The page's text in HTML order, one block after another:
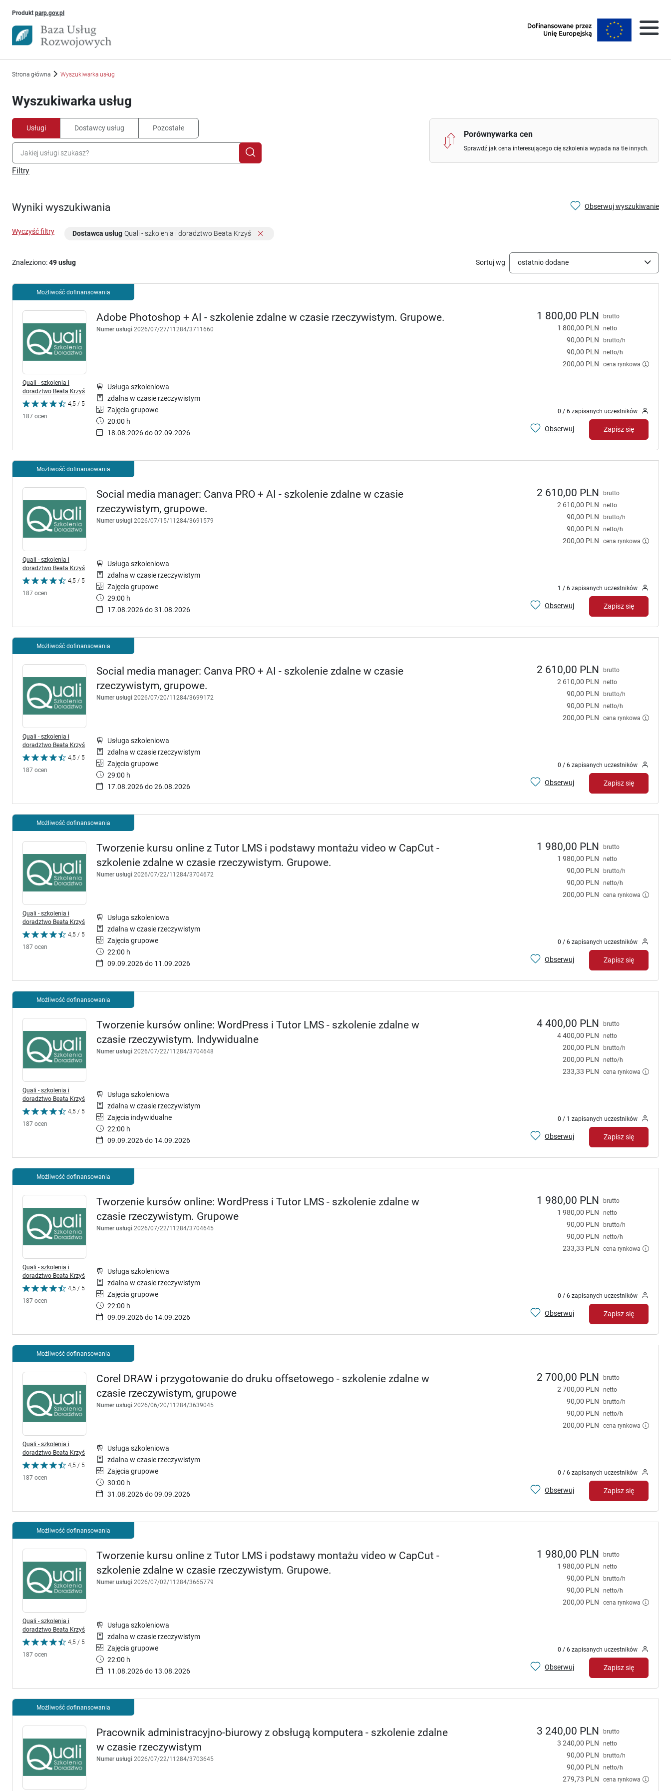
Produkt parp.gov.plUwaga, link otworzy się w nowym oknie
Strona główna Wyszukiwarka usług
Wyszukiwarka usług
Usługi Dostawcy usług Pozostałe
Porównywarka cen
Sprawdź jak cena interesującego cię szkolenia wypada na tle innych.
Filtry
Wyniki wyszukiwania Obserwuj wyszukiwanie
Wyczyść filtry Dostawca usług Quali - szkolenia i doradztwo Beata Krzyś
Znaleziono:49 usług Sortuj wg ostatnio dodane
Możliwość dofinansowania
Adobe Photoshop + AI - szkolenie zdalne w czasie rzeczywistym. Grupowe.
Numer usługi 2026/07/27/11284/3711660
Quali - szkolenia i
doradztwo Beata Krzyś
4,5 / 5
187 ocen
1 800,00 PLN brutto
1 800,00 PLN netto
90,00 PLN brutto/h
90,00 PLN netto/h
200,00 PLN cena rynkowa
Usługa szkoleniowa
zdalna w czasie rzeczywistym
Zajęcia grupowe
20:00 h
18.08.2026 do 02.09.2026
0 / 6 zapisanych uczestników
Obserwuj Zapisz się
Możliwość dofinansowania
Social media manager: Canva PRO + AI - szkolenie zdalne w czasie
rzeczywistym, grupowe.
Numer usługi 2026/07/15/11284/3691579
Quali - szkolenia i
doradztwo Beata Krzyś
4,5 / 5
187 ocen
2 610,00 PLN brutto
2 610,00 PLN netto
90,00 PLN brutto/h
90,00 PLN netto/h
200,00 PLN cena rynkowa
Usługa szkoleniowa
zdalna w czasie rzeczywistym
Zajęcia grupowe
29:00 h
17.08.2026 do 31.08.2026
1 / 6 zapisanych uczestników
Obserwuj Zapisz się
Możliwość dofinansowania
Social media manager: Canva PRO + AI - szkolenie zdalne w czasie
rzeczywistym, grupowe.
Numer usługi 2026/07/20/11284/3699172
Quali - szkolenia i
doradztwo Beata Krzyś
4,5 / 5
187 ocen
2 610,00 PLN brutto
2 610,00 PLN netto
90,00 PLN brutto/h
90,00 PLN netto/h
200,00 PLN cena rynkowa
Usługa szkoleniowa
zdalna w czasie rzeczywistym
Zajęcia grupowe
29:00 h
17.08.2026 do 26.08.2026
0 / 6 zapisanych uczestników
Obserwuj Zapisz się
Możliwość dofinansowania
Tworzenie kursu online z Tutor LMS i podstawy montażu video w CapCut -
szkolenie zdalne w czasie rzeczywistym. Grupowe.
Numer usługi 2026/07/22/11284/3704672
Quali - szkolenia i
doradztwo Beata Krzyś
4,5 / 5
187 ocen
1 980,00 PLN brutto
1 980,00 PLN netto
90,00 PLN brutto/h
90,00 PLN netto/h
200,00 PLN cena rynkowa
Usługa szkoleniowa
zdalna w czasie rzeczywistym
Zajęcia grupowe
22:00 h
09.09.2026 do 11.09.2026
0 / 6 zapisanych uczestników
Obserwuj Zapisz się
Możliwość dofinansowania
Tworzenie kursów online: WordPress i Tutor LMS - szkolenie zdalne w
czasie rzeczywistym. Indywidualne
Numer usługi 2026/07/22/11284/3704648
Quali - szkolenia i
doradztwo Beata Krzyś
4,5 / 5
187 ocen
4 400,00 PLN brutto
4 400,00 PLN netto
200,00 PLN brutto/h
200,00 PLN netto/h
233,33 PLN cena rynkowa
Usługa szkoleniowa
zdalna w czasie rzeczywistym
Zajęcia indywidualne
22:00 h
09.09.2026 do 14.09.2026
0 / 1 zapisanych uczestników
Obserwuj Zapisz się
Możliwość dofinansowania
Tworzenie kursów online: WordPress i Tutor LMS - szkolenie zdalne w
czasie rzeczywistym. Grupowe
Numer usługi 2026/07/22/11284/3704645
Quali - szkolenia i
doradztwo Beata Krzyś
4,5 / 5
187 ocen
1 980,00 PLN brutto
1 980,00 PLN netto
90,00 PLN brutto/h
90,00 PLN netto/h
233,33 PLN cena rynkowa
Usługa szkoleniowa
zdalna w czasie rzeczywistym
Zajęcia grupowe
22:00 h
09.09.2026 do 14.09.2026
0 / 6 zapisanych uczestników
Obserwuj Zapisz się
Możliwość dofinansowania
Corel DRAW i przygotowanie do druku offsetowego - szkolenie zdalne w
czasie rzeczywistym, grupowe
Numer usługi 2026/06/20/11284/3639045
Quali - szkolenia i
doradztwo Beata Krzyś
4,5 / 5
187 ocen
2 700,00 PLN brutto
2 700,00 PLN netto
90,00 PLN brutto/h
90,00 PLN netto/h
200,00 PLN cena rynkowa
Usługa szkoleniowa
zdalna w czasie rzeczywistym
Zajęcia grupowe
30:00 h
31.08.2026 do 09.09.2026
0 / 6 zapisanych uczestników
Obserwuj Zapisz się
Możliwość dofinansowania
Tworzenie kursu online z Tutor LMS i podstawy montażu video w CapCut -
szkolenie zdalne w czasie rzeczywistym. Grupowe.
Numer usługi 2026/07/02/11284/3665779
Quali - szkolenia i
doradztwo Beata Krzyś
4,5 / 5
187 ocen
1 980,00 PLN brutto
1 980,00 PLN netto
90,00 PLN brutto/h
90,00 PLN netto/h
200,00 PLN cena rynkowa
Usługa szkoleniowa
zdalna w czasie rzeczywistym
Zajęcia grupowe
22:00 h
11.08.2026 do 13.08.2026
0 / 6 zapisanych uczestników
Obserwuj Zapisz się
Możliwość dofinansowania
Pracownik administracyjno-biurowy z obsługą komputera - szkolenie zdalne
w czasie rzeczywistym
Numer usługi 2026/07/22/11284/3703645
3 240,00 PLN brutto
3 240,00 PLN netto
90,00 PLN brutto/h
90,00 PLN netto/h
279,73 PLN cena rynkowa